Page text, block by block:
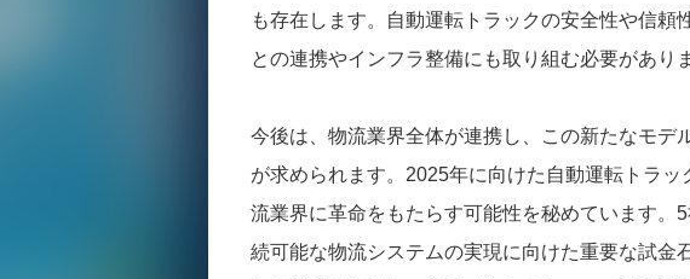
も存在します。自動運転トラックの安全性や信頼
との連携やインフラ整備にも取り組む必要があり
今後は、物流業界全体が連携し、この新たなモデ
が求められます。2025年に向けた自動運転トラ
流業界に革命をもたらす可能性を秘めています。
続可能な物流システムの実現に向けた重要な試金